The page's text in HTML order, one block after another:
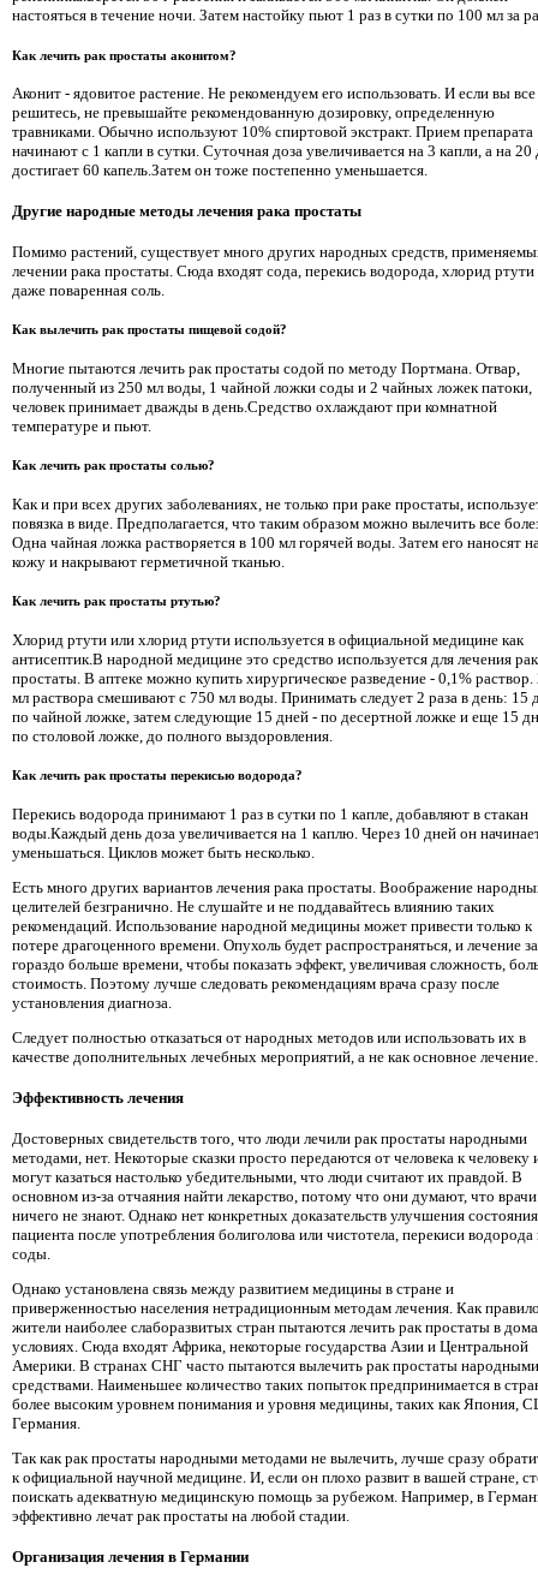
настояться в течение ночи. Затем настойку пьют 1 раз в сутки по 100 мл за
Как лечить рак простаты аконитом?
Аконит - ядовитое растение. Не рекомендуем его использовать. И если вы
решитесь, не превышайте рекомендованную дозировку, определенную
травниками. Обычно используют 10% спиртовой экстракт. Прием препарата
начинают с 1 капли в сутки. Суточная доза увеличивается на 3 капли, а на 20
достигает 60 капель.Затем он тоже постепенно уменьшается.
Другие народные методы лечения рака простаты
Помимо растений, существует много других народных средств,
лечении рака простаты. Сюда входят сода, перекись водорода, хлорид ртути
даже поваренная соль.
Как вылечить рак простаты пищевой содой?
Многие пытаются лечить рак простаты содой по методу Портмана. Отвар,
полученный из 250 мл воды, 1 чайной ложки соды и 2 чайных ложек патоки,
человек принимает дважды в день.Средство охлаждают при комнатной
температуре и пьют.
Как лечить рак простаты солью?
Как и при всех других заболеваниях, не только при раке простаты,
повязка в виде. Предполагается, что таким образом можно вылечить все
Одна чайная ложка растворяется в 100 мл горячей воды. Затем его наносят
кожу и накрывают герметичной тканью.
Как лечить рак простаты ртутью?
Хлорид ртути или хлорид ртути используется в официальной медицине как
антисептик.В народной медицине это средство используется для лечения
простаты. В аптеке можно купить хирургическое разведение - 0,1% раствор.
мл раствора смешивают с 750 мл воды. Принимать следует 2 раза в день: 15
по чайной ложке, затем следующие 15 дней - по десертной ложке и еще 15
по столовой ложке, до полного выздоровления.
Как лечить рак простаты перекисью водорода?
Перекись водорода принимают 1 раз в сутки по 1 капле, добавляют в стакан
воды.Каждый день доза увеличивается на 1 каплю. Через 10 дней он
уменьшаться. Циклов может быть несколько.
Есть много других вариантов лечения рака простаты. Воображение
целителей безгранично. Не слушайте и не поддавайтесь влиянию таких
рекомендаций. Использование народной медицины может привести только к
потере драгоценного времени. Опухоль будет распространяться, и лечение
гораздо больше времени, чтобы показать эффект, увеличивая сложность,
стоимость. Поэтому лучше следовать рекомендациям врача сразу после
установления диагноза.
Следует полностью отказаться от народных методов или использовать их в
качестве дополнительных лечебных мероприятий, а не как основное лечение.
Эффективность лечения
Достоверных свидетельств того, что люди лечили рак простаты народными
методами, нет. Некоторые сказки просто передаются от человека к человеку
могут казаться настолько убедительными, что люди считают их правдой. В
основном из-за отчаяния найти лекарство, потому что они думают, что врачи
ничего не знают. Однако нет конкретных доказательств улучшения состояния
пациента после употребления болиголова или чистотела, перекиси водорода
соды.
Однако установлена ​​связь между развитием медицины в стране и
приверженностью населения нетрадиционным методам лечения. Как
жители наиболее слаборазвитых стран пытаются лечить рак простаты в
условиях. Сюда входят Африка, некоторые государства Азии и Центральной
Америки. В странах СНГ часто пытаются вылечить рак простаты народными
средствами. Наименьшее количество таких попыток предпринимается в
более высоким уровнем понимания и уровня медицины, таких как Япония,
Германия.
Так как рак простаты народными методами не вылечить, лучше сразу
к официальной научной медицине. И, если он плохо развит в вашей стране,
поискать адекватную медицинскую помощь за рубежом. Например, в
эффективно лечат рак простаты на любой стадии.
Организация лечения в Германии